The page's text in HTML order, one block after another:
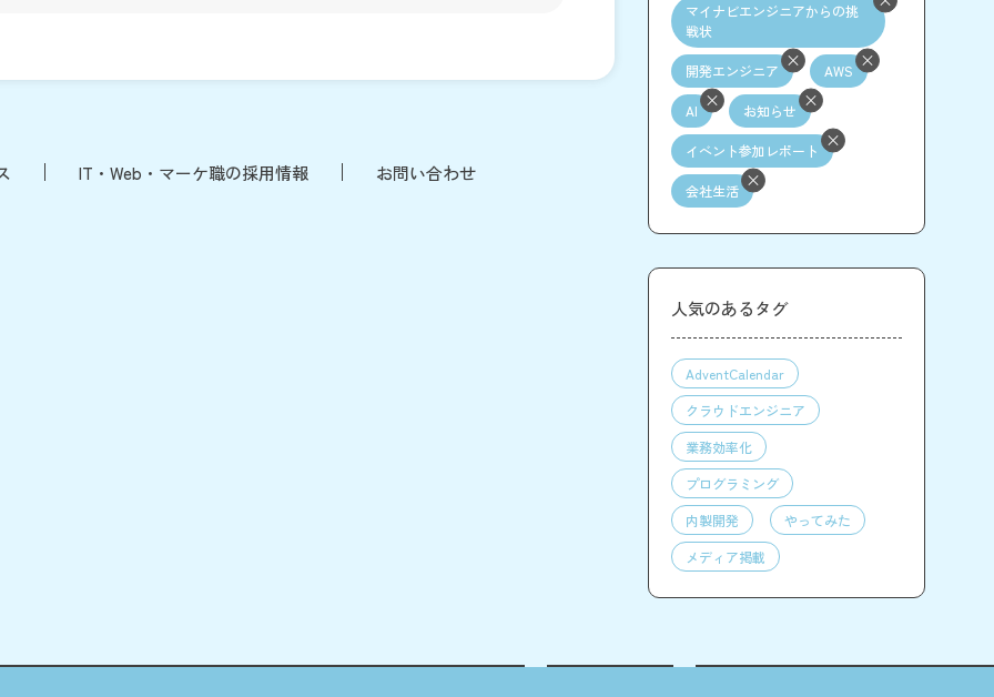
IT・Web・マーケ職の採用情報 お問い合わせ
マイナビエンジニアからの挑
戦状
開発エンジニア AWS
AI お知らせ
イベント参加レポート
会社生活
人気のあるタグ
AdventCalendar
クラウドエンジニア
業務効率化
プログラミング
内製開発
やってみた
メディア掲載